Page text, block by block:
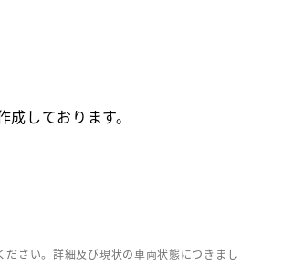
しております。
さい。詳細及び現状の車両状態につきまし